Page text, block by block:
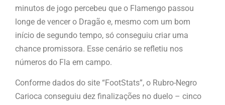
minutos de jogo percebeu que o Flamengo passou
longe de vencer o Dragão e, mesmo com um bom
início de segundo tempo, só conseguiu criar uma
chance promissora. Esse cenário se refletiu nos
números do Fla em campo.
Conforme dados do site “FootStats”, o Rubro-Negro
Carioca conseguiu dez finalizações no duelo – cinco